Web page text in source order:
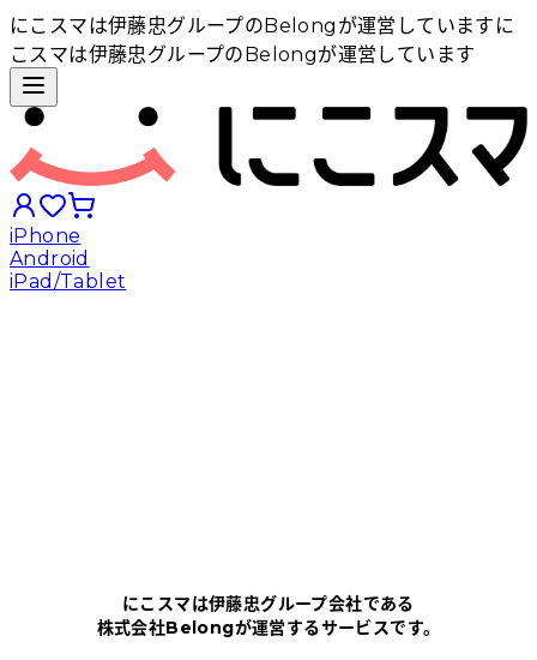
にこスマは伊藤忠グループのBelongが運営しています に
こスマは伊藤忠グループのBelongが運営しています
iPhone
Android
iPad/Tablet
にこスマについて
にこスマは伊藤忠グループ会社である
株式会社Belongが運営するサービスです。